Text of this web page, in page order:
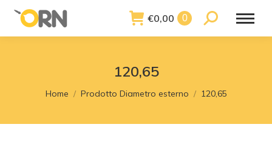
€0,00 0 Search:
120,65
You are here:
Home Prodotto Diametro esterno 120,65